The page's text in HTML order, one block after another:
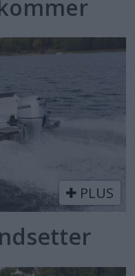
PLUS